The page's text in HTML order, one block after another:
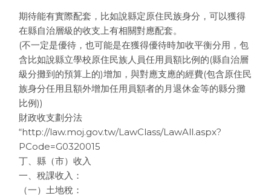
期待能有實際配套，比如說縣定原住民族身分，可以獲得
在縣自治層級的收支上有相關對應配套。
(不一定是優待，也可能是在獲得優待時加收平衡分用，包
含比如說縣立學校原住民族人員任用員額比例的(縣自治層
級分攤到的預算上的)增加，與對應支應的經費(包含原住民
族身分任用且額外增加任用員額者的月退休金等的縣分攤
比例))
財政收支劃分法
“http://law.moj.gov.tw/LawClass/LawAll.aspx?
PCode=G0320015
丁、縣（市）收入
一、稅課收入：
（一）土地稅：